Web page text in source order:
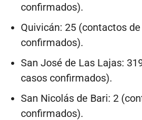
confirmados).
Quivicán: 25 (contactos
confirmados).
San José de Las Lajas:
casos confirmados).
San Nicolás de Bari: 2
confirmados).